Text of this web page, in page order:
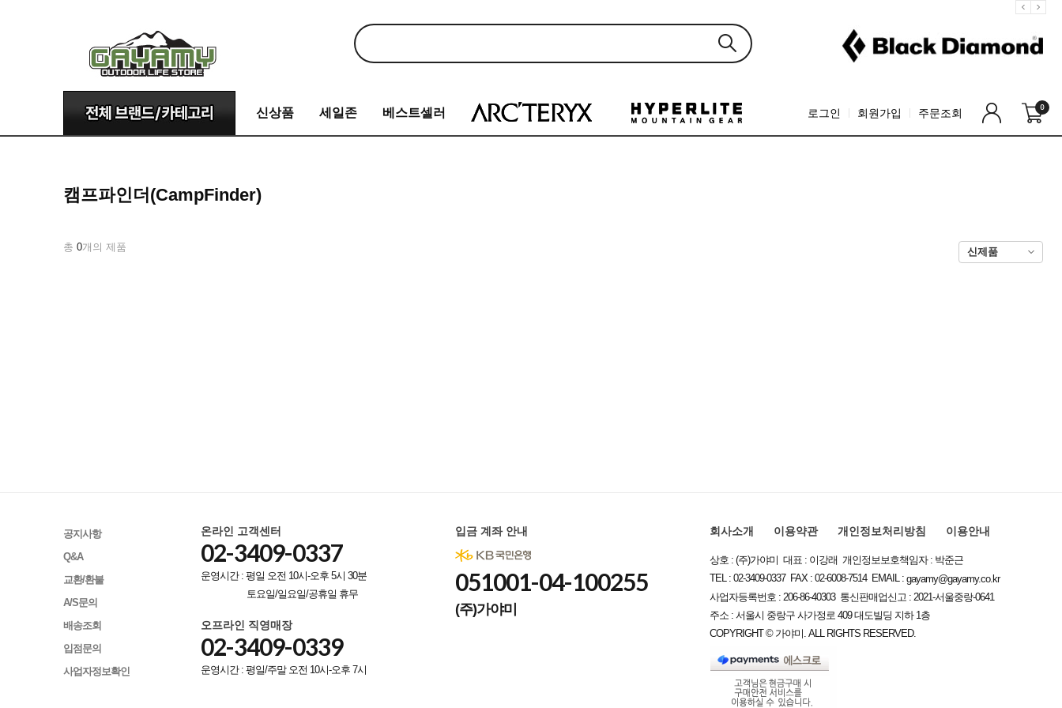
신상품 세일존 베스트셀러 로그인 회원가입 주문조회 0
캠프파인더(CampFinder)
총 0개의 제품
공지사항
Q&A
교환/환불
A/S문의
배송조회
입점문의
사업자정보확인
온라인 고객센터
02-3409-0337
운영시간 : 평일 오전 10시-오후 5시 30분
토요일/일요일/공휴일 휴무
오프라인 직영매장
02-3409-0339
운영시간 : 평일/주말 오전 10시-오후 7시
입금 계좌 안내
051001-04-100255
(주)가야미
회사소개 이용약관 개인정보처리방침 이용안내
상호 : (주)가야미 대표 : 이강래 개인정보보호책임자 : 박준근
TEL : 02-3409-0337 FAX : 02-6008-7514 EMAIL :gayamy@gayamy.co.kr
사업자등록번호 : 206-86-40303 통신판매업신고 : 2021-서울중랑-0641
주소 : 서울시 중랑구 사가정로 409 대도빌딩 지하 1층
COPYRIGHT © 가야미. ALL RIGHTS RESERVED.